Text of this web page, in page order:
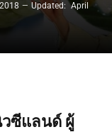
Updated: April
ซีแลนด์ ผู้